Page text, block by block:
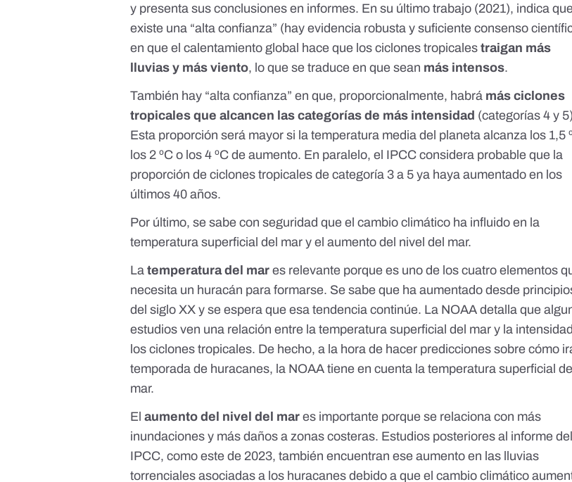
y presenta sus conclusiones en informes. En su último trabajo (2021), indica que
existe una “alta confianza” (hay evidencia robusta y suficienteconsenso
en que el calentamiento global hace que los ciclones tropicales traigan más
lluvias y más viento, lo que se traduce en que sean más intensos.
También hay “alta confianza” en que, proporcionalmente, habrá más ciclones
tropicales que alcancen lascategorías de más intensidad (categorías 4 y
Esta proporciónserá mayor si la temperatura media del planeta alcanza los 1,5
los 2 ºC o los 4 ºC de aumento. En paralelo, el IPCC considera probable que la
proporción de ciclones tropicales de categoría 3 a 5 ya haya aumentado en los
últimos 40 años.
Por último, se sabe con seguridad que el cambio climático ha influido en la
temperatura superficial del mar y el aumento del nivel del mar.
La temperatura del mares relevante porque es uno de los cuatro elementos
necesita un huracán para formarse. Se sabe que ha aumentado desde
del siglo XX y se espera que esa tendenciacontinúe. La NOAA detalla que
estudios ven una relación entre la temperatura superficial del mar y la
los ciclones tropicales. De hecho, a la hora de hacer predicciones sobrecómo
temporada de huracanes, la NOAA tiene en cuenta la temperatura superficial del
mar.
Elaumento del nivel del mar es importante porque se relaciona con más
inundaciones y más daños a zonas costeras. Estudios posteriores al informe del
IPCC, comoeste de 2023, también encuentran ese aumento en las lluvias
torrenciales asociadas a los huracanes debido a que el cambio climático